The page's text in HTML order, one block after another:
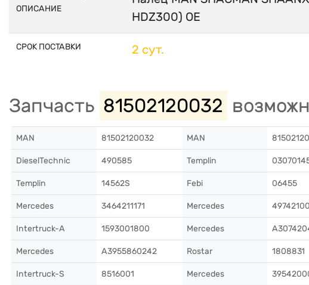
ОПИСАНИЕ
HDZ300) OE
СРОК ПОСТАВКИ 2 сут.
Запчасть 81502120032
MAN 81502120032 MAN
DieselTechnic 490585 Templin
Templin 14562S Febi 06455
Mercedes 3464211171 Mercedes
Intertruck-A 1593001800 Mercedes
Mercedes A3955860242 Rostar 1808831
Intertruck-S 8516001 Mercedes